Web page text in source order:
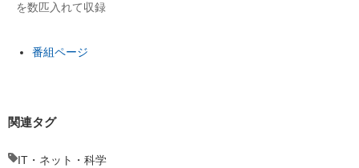
を数匹入れて収録
番組ページ
関連タグ
IT・ネット・科学